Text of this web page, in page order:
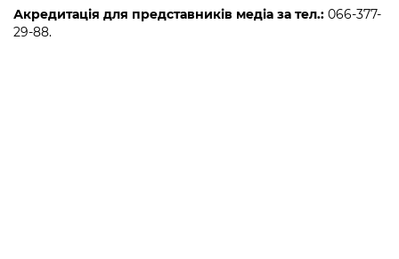
Гендерна політика
Портал послуг
Публічні дашборди
Акредитація для представників медіа за тел.: 066-377-
29-88.